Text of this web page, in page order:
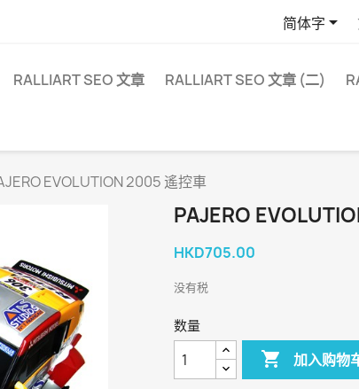
简体字
RALLIART SEO 文章 RALLIART SEO 文章 (二)
EVOLUTION 2005 遙控車
PAJERO
HKD705.00
没有税
数量
 加入购物